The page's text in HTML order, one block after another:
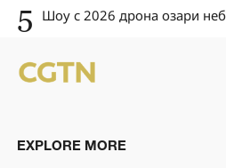
5 Шоу с 2026 дрона озари
EXPLORE MORE